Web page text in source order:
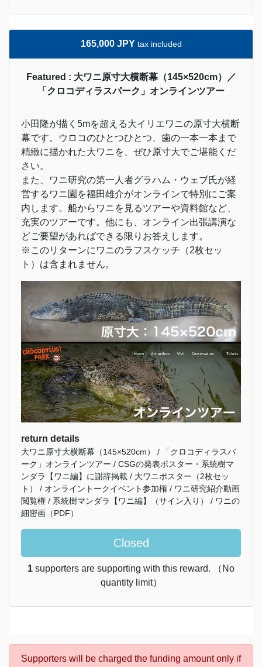
165,000 JPY tax included
Featured : 大ワニ原寸大横断幕（145×520cm）／
「クロコディラスパーク」オンラインツアー
小田隆が描く5mを超える大イリエワニの原寸大横断
幕です。ウロコのひとつひとつ、歯の一本一本まで
精緻に描かれた大ワニを、ぜひ原寸大でご堪能くだ
さい。
また、ワニ研究の第一人者グラハム・ウェブ氏が経
営するワニ園を福田雄介がオンラインで特別にご案
内します。船からワニを見るツアーや資料館など、
充実のツアーです。他にも、オンライン出張講演な
どご要望があればできる限りお答えします。
※このリターンにワニのラフスケッチ（2枚セッ
ト）は含まれません。
return details
大ワニ原寸大横断幕（145×520cm） / 「クロコディラスパ
ーク」オンラインツアー / CSGの発表ポスター・系統樹マ
ンダラ【ワニ編】に謝辞掲載 / 大ワニポスター（2枚セッ
ト） / オンライントークイベント参加権 / ワニ研究紹介動画
閲覧権 / 系統樹マンダラ【ワニ編】（サイン入り） / ワニの
細密画（PDF）
Closed
1 supporters are supporting with this reward. （No
quantity limit）
Supporters will be charged the funding amount only if